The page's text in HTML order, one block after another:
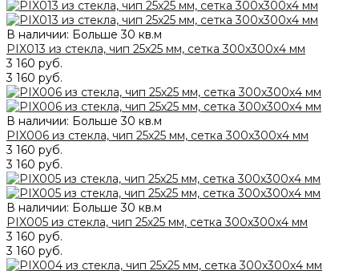
В наличии: Больше 30 кв.м
PIX013 из стекла, чип 25х25 мм, сетка 300х300х4 мм
3 160 руб.
3 160 руб.
В наличии: Больше 30 кв.м
PIX006 из стекла, чип 25х25 мм, сетка 300х300х4 мм
3 160 руб.
3 160 руб.
В наличии: Больше 30 кв.м
PIX005 из стекла, чип 25х25 мм, сетка 300х300х4 мм
3 160 руб.
3 160 руб.